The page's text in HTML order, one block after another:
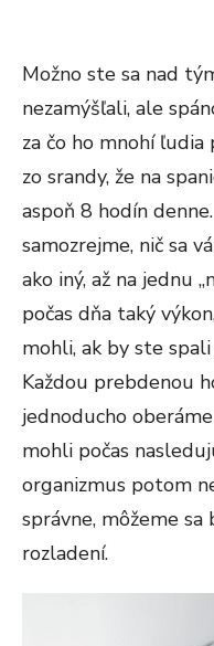
Možno ste sa nad
nezamýšľali, ale
za čo ho mnohí
zo srandy, že na
aspoň 8 hodín
samozrejme, nič sa
ako iný, až na jednu
počas dňa taký
mohli, ak by ste
Každou prebdenou
jednoducho
mohli počas
organizmus potom
správne, môžeme
rozladení.